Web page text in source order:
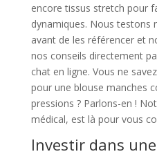
encore tissus stretch pour
dynamiques. Nous testons
avant de les référencer et
nos conseils directement
chat en ligne. Vous ne
pour une blouse manches
pressions ? Parlons-en !
médical, est là pour vous
Investir dans